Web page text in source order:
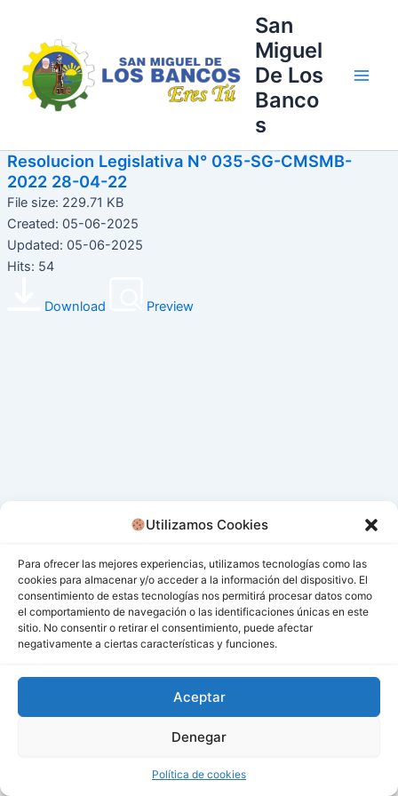
Utilizamos Cookies
Para ofrecer las mejores experiencias, utilizamos tecnologías como las
cookies para almacenar y/o acceder a la información del dispositivo. El
consentimiento de estas tecnologías nos permitirá procesar datos como
el comportamiento de navegación o las identificaciones únicas en este
sitio. No consentir o retirar el consentimiento, puede afectar
negativamente a ciertas características y funciones.
Aceptar
Denegar
Política de cookies
contenido
San
Miguel
De Los
Banco
s
Resolucion Legislativa N° 035-SG-CMSMB-
2022 28-04-22
File size: 229.71 KB
Created: 05-06-2025
Updated: 05-06-2025
Hits: 54
Download Preview
Todos los derechos © 2026 San Miguel De Los Bancos |